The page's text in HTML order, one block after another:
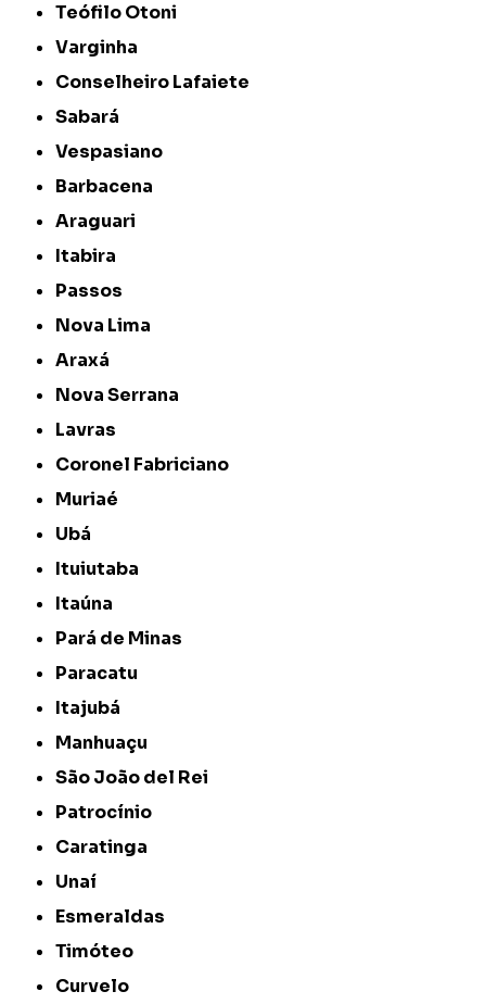
Teófilo Otoni
Varginha
Conselheiro Lafaiete
Sabará
Vespasiano
Barbacena
Araguari
Itabira
Passos
Nova Lima
Araxá
Nova Serrana
Lavras
Coronel Fabriciano
Muriaé
Ubá
Ituiutaba
Itaúna
Pará de Minas
Paracatu
Itajubá
Manhuaçu
São João del Rei
Patrocínio
Caratinga
Unaí
Esmeraldas
Timóteo
Curvelo